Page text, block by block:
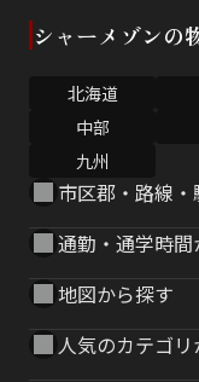
シャーメゾンの
北海道
中部
九州
市区郡・路線
通勤・通学時間
地図から探す
人気のカテゴ